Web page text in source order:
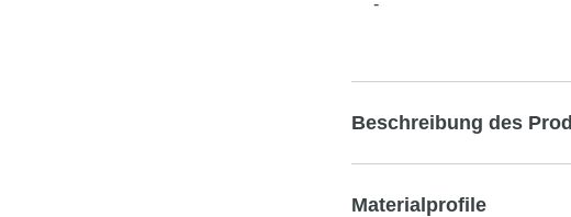
-
Beschreibung des
Materialprofile